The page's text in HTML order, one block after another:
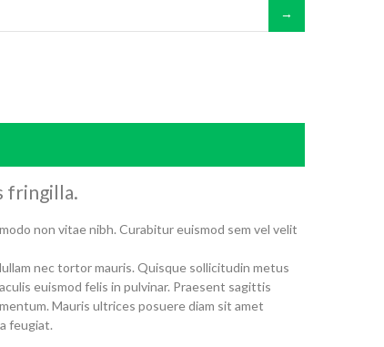
fringilla.
non vitae nibh. Curabitur euismod sem vel velit
nec tortor mauris. Quisque sollicitudin metus
euismod felis in pulvinar. Praesent sagittis
Mauris ultrices posuere diam sit amet
feugiat.